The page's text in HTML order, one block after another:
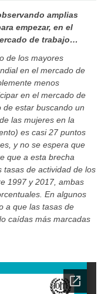
amplias
empezar, en el
de trabajo…
de los mayores
en el mercado de
menos
en el mercado de
estar buscando un
las mujeres en la
es casi 27 puntos
y no se espera que
que a esta brecha
tasas de actividad de los
1997 y 2017, ambas
En algunos
a que las tasas de
caídas más marcadas